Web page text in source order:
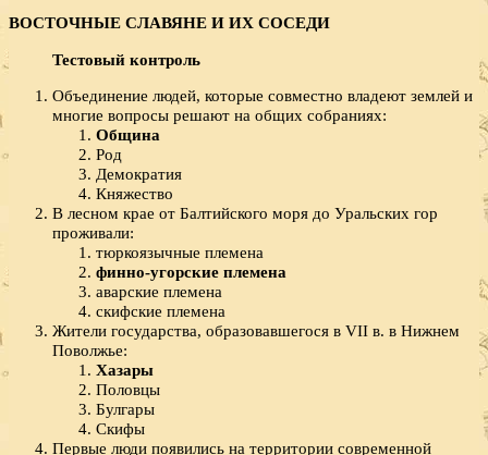
ВОСТОЧНЫЕ СЛАВЯНЕ И ИХ СОСЕДИ
Тестовый контроль
Объединение людей, которые совместно владеют землей и
многие вопросы решают на общих собраниях:
Община
Род
Демократия
Княжество
В лесном крае от Балтийского моря до Уральских гор
проживали:
тюркоязычные племена
финно-угорские племена
аварские племена
скифские племена
Жители государства, образовавшегося в VII в. в Нижнем
Поволжье:
Хазары
Половцы
Булгары
Скифы
Первые люди появились на территории современной